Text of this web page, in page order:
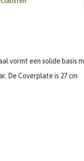
vormt een solide basis
De Coverplate is 27 cm